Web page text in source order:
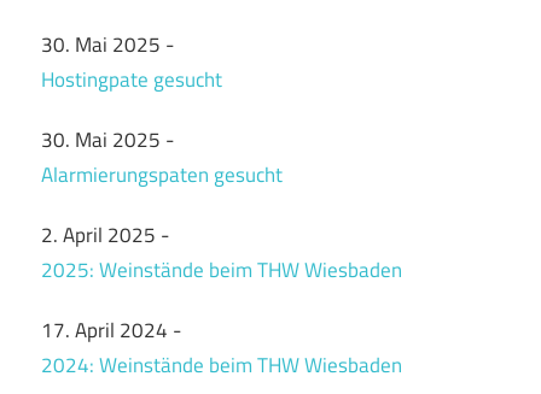
30. Mai 2025 -
Hostingpate gesucht
30. Mai 2025 -
Alarmierungspaten gesucht
2. April 2025 -
2025: Weinstände beim THW Wiesbaden
17. April 2024 -
2024: Weinstände beim THW Wiesbaden